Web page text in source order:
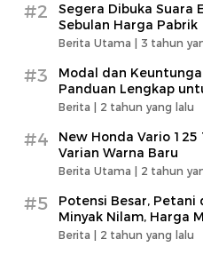
#2
Segera Dibuka Suara
Sebulan Harga Pabrik
Berita Utama | 3 tahun
#3
Modal dan
Panduan Lengkap
Berita | 2 tahun yang lalu
#4
New Honda Vario
Varian Warna Baru
Berita Utama | 2 tahun
#5
Potensi Besar, Petani
Minyak Nilam, Harga
Berita | 2 tahun yang lalu